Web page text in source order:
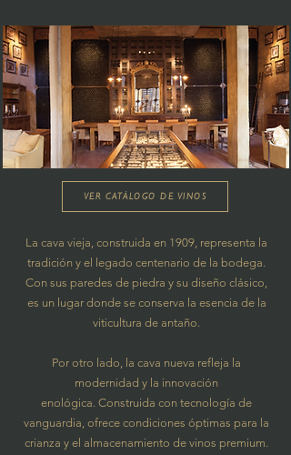
VER CATÁLOGO DE VINOS
La cava vieja, construida en 1909, representa la
tradición y el legado centenario de la bodega.
Con sus paredes de piedra y su diseño clásico,
es un lugar donde se conserva la esencia de la
viticultura de antaño.
Por otro lado, la cava nueva refleja la
modernidad y la innovación
enológica. Construida con tecnología de
vanguardia, ofrece condiciones óptimas para la
crianza y el almacenamiento de vinos premium.